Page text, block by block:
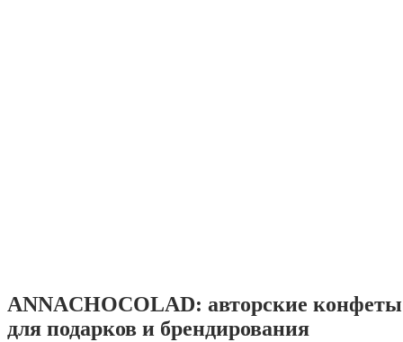
ANNACHOCOLAD: авторские
для подарков и брендирования